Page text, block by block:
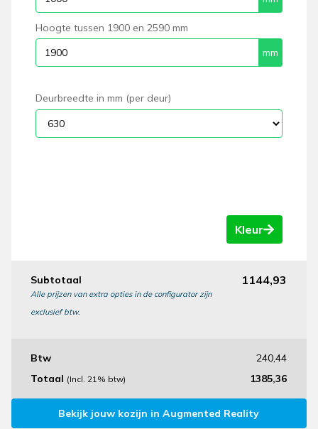
Hoogte tussen 1900 en 2590 mm
Deurbreedte in mm (per deur)
Kleur
Subtotaal 1144,93
Alle prijzen van extra opties in de configurator zijn
exclusief btw.
Btw
240,44
Totaal (Incl. 21% btw) 1385,36
Bekijk jouw kozijn in Augmented Reality